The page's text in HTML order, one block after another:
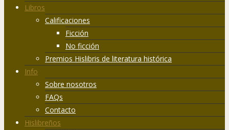
Libros
Calificaciones
Ficción
No ficción
Premios Hislibris de literatura histórica
Info
Sobre nosotros
FAQs
Contacto
Hislibreños